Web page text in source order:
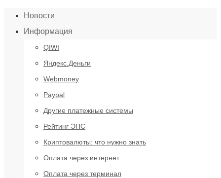
Новости
Информация
QIWI
Яндекс.Деньги
Webmoney
Paypal
Другие платежные системы
Рейтинг ЭПС
Криптовалюты: что нужно знать
Оплата через интернет
Оплата через терминал